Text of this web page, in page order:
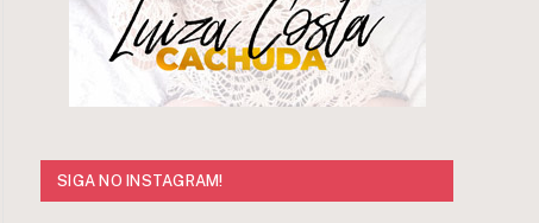
SIGA NO INSTAGRAM!